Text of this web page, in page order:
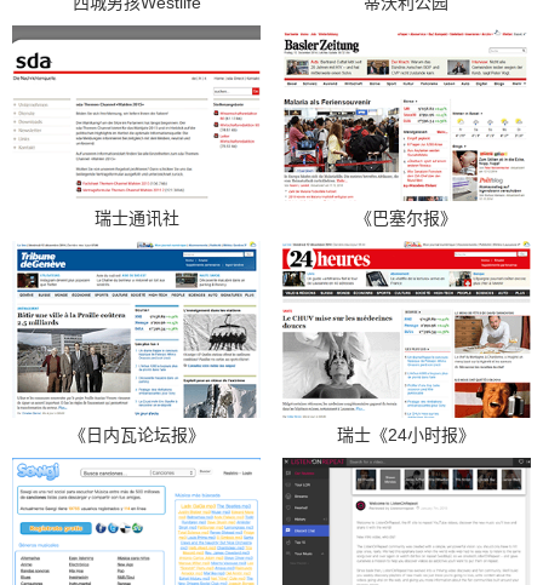
瑞士通讯社 《巴塞尔报》
《日内瓦论坛报》 瑞士《24小时报》